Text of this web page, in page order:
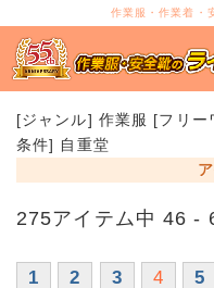
作業服・作業着・
[ジャンル] 作業服 [フリ
条件] 自重堂
275アイテム中 46 -
1 2 3 4 5